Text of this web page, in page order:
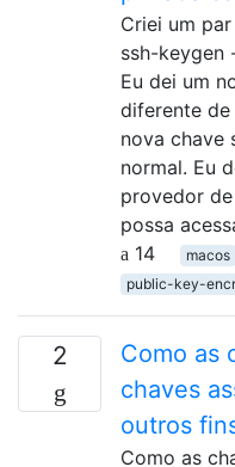
Criei um
ssh-keygen
Eu dei um
diferente de
nova chave
normal. Eu
provedor
possa
14
macos
public-key-
2
Como as
chaves
outros
Como as